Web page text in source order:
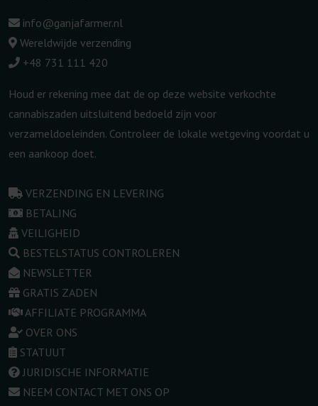
info@ganjafarmer.nl
Wereldwijde verzending
+48 731 111 420
Houd er rekening mee dat de op deze website verkochte
cannabiszaden uitsluitend bedoeld zijn voor
verzameldoeleinden. Controleer de lokale wetgeving voordat u
een aankoop doet.
VERZENDING EN LEVERING
BETALING
VEILIGHEID
BESTELSTATUS CONTROLEREN
NEWSLETTER
GRATIS ZADEN
AFFILIATE PROGRAMMA
OVER ONS
STATUUT
JURIDISCHE INFORMATIE
NEEM CONTACT MET ONS OP